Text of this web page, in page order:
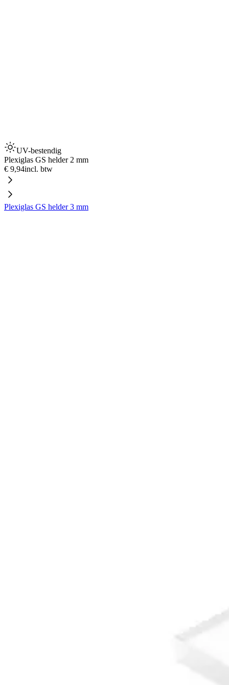
UV-bestendig
Plexiglas GS helder 2 mm
€ 9,94incl. btw
Plexiglas GS helder 3 mm